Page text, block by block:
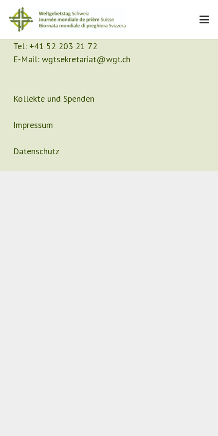
Kontakt
Sekretariat
Tel: +41 52 203 21 72
E-Mail: wgtsekretariat@wgt.ch
Kollekte und Spenden
Impressum
Datenschutz